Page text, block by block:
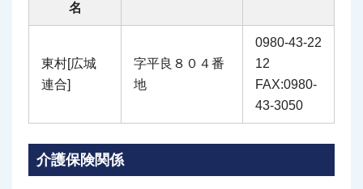
名
東村[広城
連合]
字平良８０４番
地
0980-43-22
12
FAX:0980-
43-3050
介護保険関係